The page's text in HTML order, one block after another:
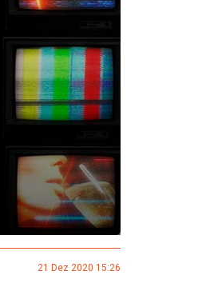
21 Dez 2020 15:26